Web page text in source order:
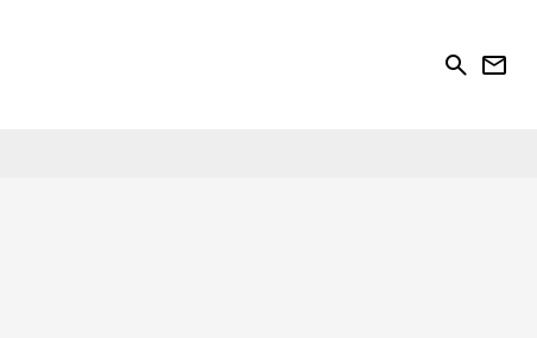
search newsletter